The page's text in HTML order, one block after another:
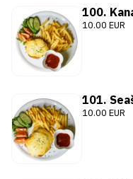
100.
10.00 EUR
101.
10.00 EUR